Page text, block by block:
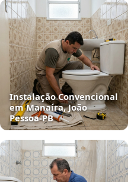
Instalação Convencional
em Manaíra, João
Pessoa‑PB